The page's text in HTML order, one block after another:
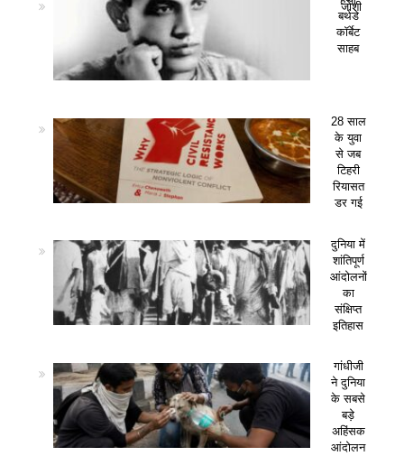
जोशी
बर्थडे
कॉर्बेट
साहब
28 साल
के युवा
से जब
टिहरी
रियासत
डर गई
दुनिया में
शांतिपूर्ण
आंदोलनों
का
संक्षिप्त
इतिहास
गांधीजी
ने दुनिया
के सबसे
बड़े
अहिंसक
आंदोलन